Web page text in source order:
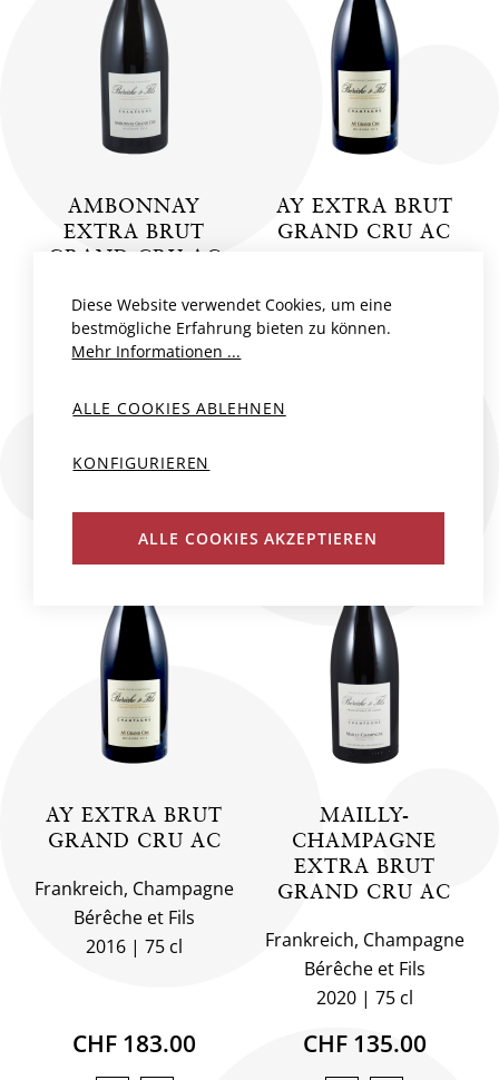
AMBONNAY
EXTRA BRUT
GRAND CRU AC
Frankreich, Champagne
Bérêche et Fils
2020 75 cl
CHF 138.00
R N
AY EXTRA BRUT
GRAND CRU AC
Bérêche et Fils
2015 75 cl
AY EXTRA BRUT
GRAND CRU AC
Frankreich, Champagne
Bérêche et Fils
2016
75 cl
CHF 183.00
MAILLY-
CHAMPAGNE
EXTRA BRUT
GRAND CRU AC
Frankreich, Champagne
Bérêche et Fils
2020
75 cl
CHF 135.00
Diese Website verwendet Cookies, um eine
bestmögliche Erfahrung bieten zu können.
Mehr Informationen ...
ALLE COOKIES ABLEHNEN
KONFIGURIEREN
ALLE COOKIES AKZEPTIEREN